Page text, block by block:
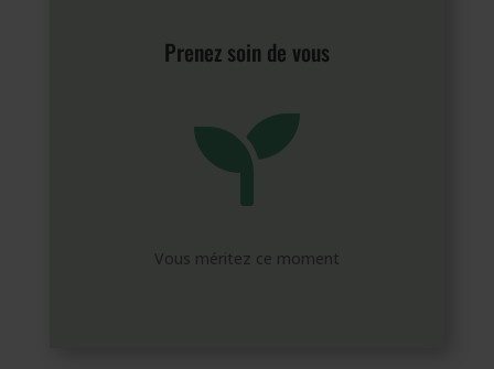
Prenez soin de vous

Vous méritez ce moment